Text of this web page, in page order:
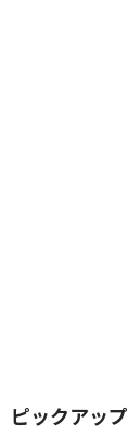
ピックアップ